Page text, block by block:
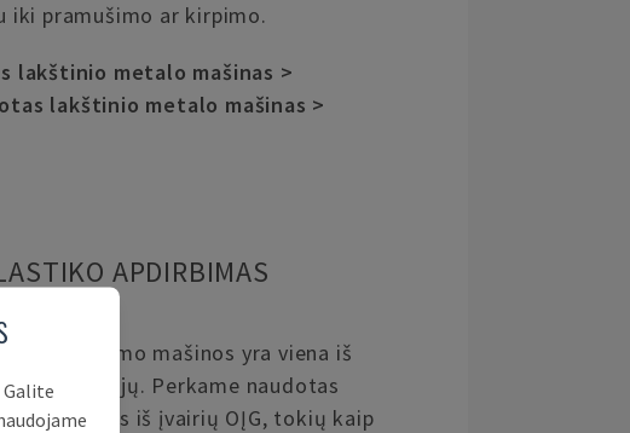
iki pramušimo ar kirpimo.
lakštinio metalo mašinas >
lakštinio metalo mašinas >
APDIRBIMAS
apdirbimo mašinos yra viena iš
kategorijų. Perkame naudotas
mašinas iš įvairių OĮG, tokių kaip